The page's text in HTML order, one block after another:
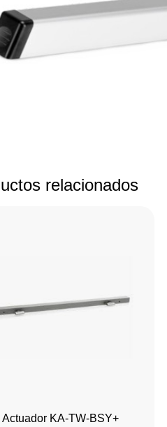
relacionados
Actuador KA-TW-BSY+